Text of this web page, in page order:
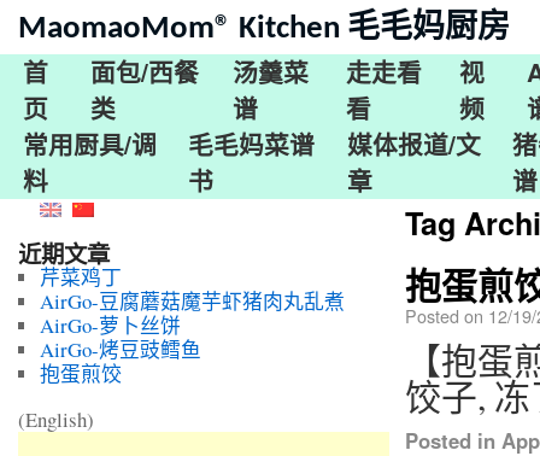
MaomaoMom® Kitchen 毛毛妈厨房
首
页
面包/西餐
类
汤羹菜
谱
走走看
看
视
频
常用厨具/调
料
毛毛妈菜谱
书
媒体报道/文
章
谱
Tag
抱蛋煎
Posted on 12/
【抱
饺子,
Posted in
近期文章
芹菜鸡丁
AirGo-豆腐蘑菇魔芋虾猪肉丸乱煮
AirGo-萝卜丝饼
AirGo-烤豆豉鳕鱼
抱蛋煎饺
(English)